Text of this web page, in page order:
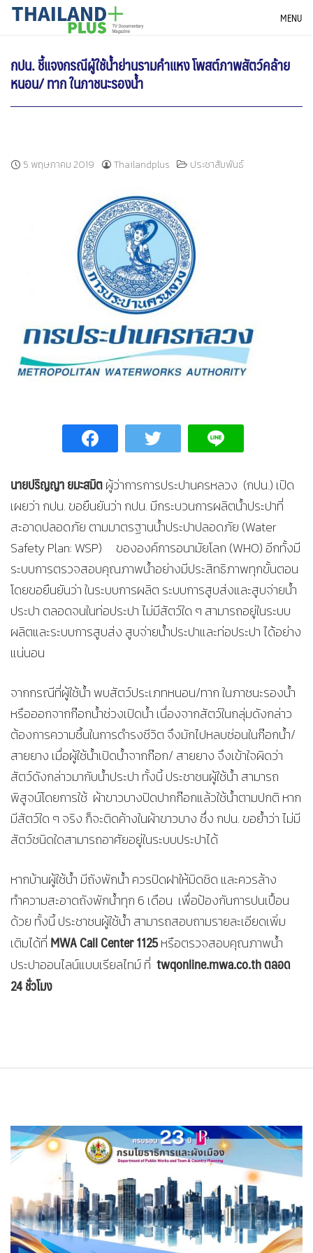
SkipTHAILANDPLUS NEWS MENU
กปน. ชี้แจงกรณีผู้ใช้น้ำย่านรามคำแหง โพสต์ภาพสัตว์คล้าย
หนอน/ ทาก ในภาชนะรองน้ำ
5 พฤษภาคม 2019 Thailandplus ประชาสัมพันธ์
นายปริญญา ยมะสมิตผู้ว่าการการประปานครหลวง (กปน.) เปิด
เผยว่า กปน. ขอยืนยันว่า กปน. มีกระบวนการผลิตน้ำประปาที่
สะอาดปลอดภัย ตามมาตรฐานน้ำประปาปลอดภัย (Water
Safety Plan: WSP) ขององค์การอนามัยโลก (WHO) อีกทั้งมี
ระบบการตรวจสอบคุณภาพน้ำอย่างมีประสิทธิภาพทุกขั้นตอน
โดยขอยืนยันว่า ในระบบการผลิต ระบบการสูบส่งและสูบจ่ายน้ำ
ประปา ตลอดจนในท่อประปา ไม่มีสัตว์ใด ๆ สามารถอยู่ในระบบ
ผลิตและระบบการสูบส่ง สูบจ่ายน้ำประปาและท่อประปา ได้อย่าง
แน่นอน
จากกรณีที่ผู้ใช้น้ำ พบสัตว์ประเภทหนอน/ทาก ในภาชนะรองน้ำ
หรือออกจากก๊อกน้ำช่วงเปิดน้ำ เนื่องจากสัตว์ในกลุ่มดังกล่าว
ต้องการความชื้นในการดำรงชีวิต จึงมักไปหลบซ่อนในก๊อกน้ำ/
สายยาง เมื่อผู้ใช้น้ำเปิดน้ำจากก๊อก/ สายยาง จึงเข้าใจผิดว่า
สัตว์ดังกล่าวมากับน้ำประปา ทั้งนี้ ประชาชนผู้ใช้น้ำ สามารถ
พิสูจน์โดยการใช้ ผ้าขาวบางปิดปากก๊อกแล้วใช้น้ำตามปกติ หาก
มีสัตว์ใด ๆ จริง ก็จะติดค้างในผ้าขาวบาง ซึ่ง กปน. ขอย้ำว่า ไม่มี
สัตว์ชนิดใดสามารถอาศัยอยู่ในระบบประปาได้
หากบ้านผู้ใช้น้ำ มีถังพักน้ำ ควรปิดฝาให้มิดชิด และควรล้าง
ทำความสะอาดถังพักน้ำทุก 6 เดือน เพื่อป้องกันการปนเปื้อน
ด้วย ทั้งนี้ ประชาชนผู้ใช้น้ำ สามารถสอบถามรายละเอียดเพิ่ม
เติมได้ที่ MWA Call Center 1125หรือตรวจสอบคุณภาพน้ำ
ประปาออนไลน์แบบเรียลไทม์ ที่ twqonline.mwa.co.thตลอด
24 ชั่วโมง